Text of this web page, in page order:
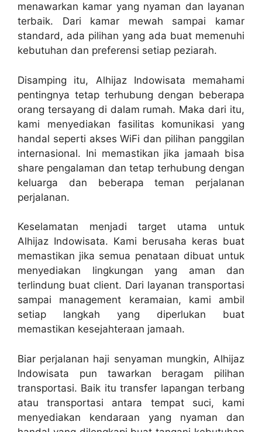
menawarkan kamar yang nyaman dan layanan
terbaik. Dari kamar mewah sampai kamar
standard, ada pilihan yang ada buat memenuhi
kebutuhan dan preferensi setiap peziarah.
Disamping itu, Alhijaz Indowisata memahami
pentingnya tetap terhubung dengan beberapa
orang tersayang di dalam rumah. Maka dari itu,
kami menyediakan fasilitas komunikasi yang
handal seperti akses WiFi dan pilihan panggilan
internasional. Ini memastikan jika jamaah bisa
share pengalaman dan tetap terhubung dengan
keluarga dan beberapa teman perjalanan
perjalanan.
Keselamatan menjadi target utama untuk
Alhijaz Indowisata. Kami berusaha keras buat
memastikan jika semua penataan dibuat untuk
menyediakan lingkungan yang aman dan
terlindung buat client. Dari layanan transportasi
sampai management keramaian, kami ambil
setiap langkah yang diperlukan buat
memastikan kesejahteraan jamaah.
Biar perjalanan haji senyaman mungkin, Alhijaz
Indowisata pun tawarkan beragam pilihan
transportasi. Baik itu transfer lapangan terbang
atau transportasi antara tempat suci, kami
menyediakan kendaraan yang nyaman dan